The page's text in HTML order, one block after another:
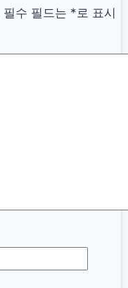
필수 필드는 *로 표시